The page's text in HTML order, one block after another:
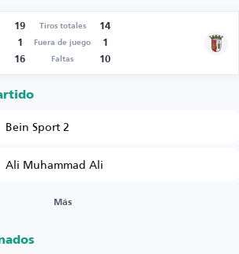
19 Tiros totales
14
1
Fuera de juego
1
16
Faltas 10
Bein Sport 2
Ali Muhammad Ali
Más